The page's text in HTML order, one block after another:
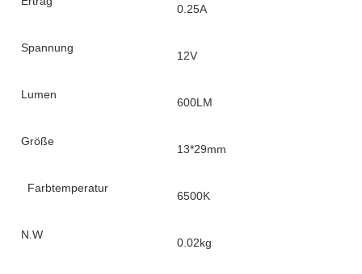
0.25A
Spannung
12V
Lumen
600LM
Größe
13*29mm
Farbtemperatur
6500K
N.W
0.02kg